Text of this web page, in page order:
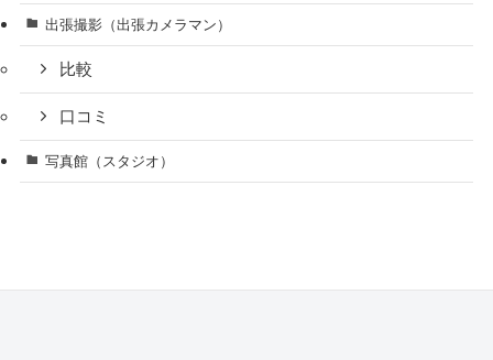
出張撮影（出張カメラマン）
比較
口コミ
写真館（スタジオ）